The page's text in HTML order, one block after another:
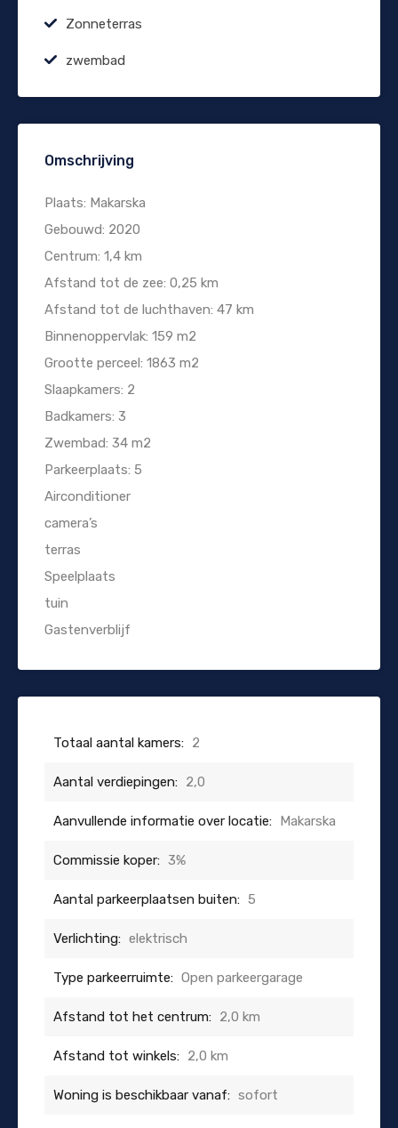
Zonneterras
zwembad
Omschrijving
Plaats: Makarska
Gebouwd: 2020
Centrum: 1,4 km
Afstand tot de zee: 0,25 km
Afstand tot de luchthaven: 47 km
Binnenoppervlak: 159 m2
Grootte perceel: 1863 m2
Slaapkamers: 2
Badkamers: 3
Zwembad: 34 m2
Parkeerplaats: 5
Airconditioner
camera’s
terras
Speelplaats
tuin
Gastenverblijf
Totaal aantal kamers: 2
Aantal verdiepingen: 2,0
Aanvullende informatie over locatie: Makarska
Commissie koper: 3%
Aantal parkeerplaatsen buiten: 5
Verlichting: elektrisch
Type parkeerruimte: Open parkeergarage
Afstand tot het centrum: 2,0 km
Afstand tot winkels: 2,0 km
Woning is beschikbaar vanaf: sofort